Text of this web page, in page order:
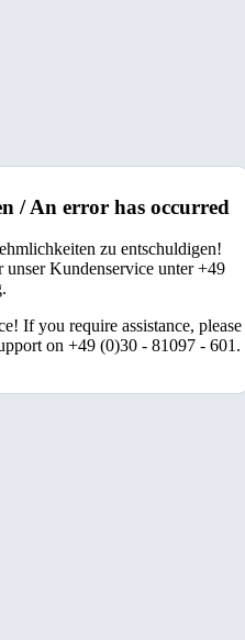
/ An error has occurred
zu entschuldigen!
Kundenservice unter +49
If you require assistance, please
on +49 (0)30 - 81097 - 601.